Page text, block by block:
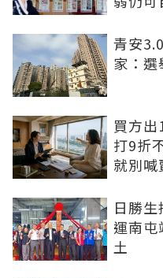
青安
家：選
買方
打9折
就別喊
日勝
運南
土